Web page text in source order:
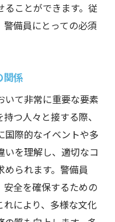
ることができます。従
備員にとっての必須
関係
いて非常に重要な要素
つ人々と接する際、
国際的なイベントや多
いを理解し、適切なコ
られます。警備員
全を確保するための
により、多様な文化